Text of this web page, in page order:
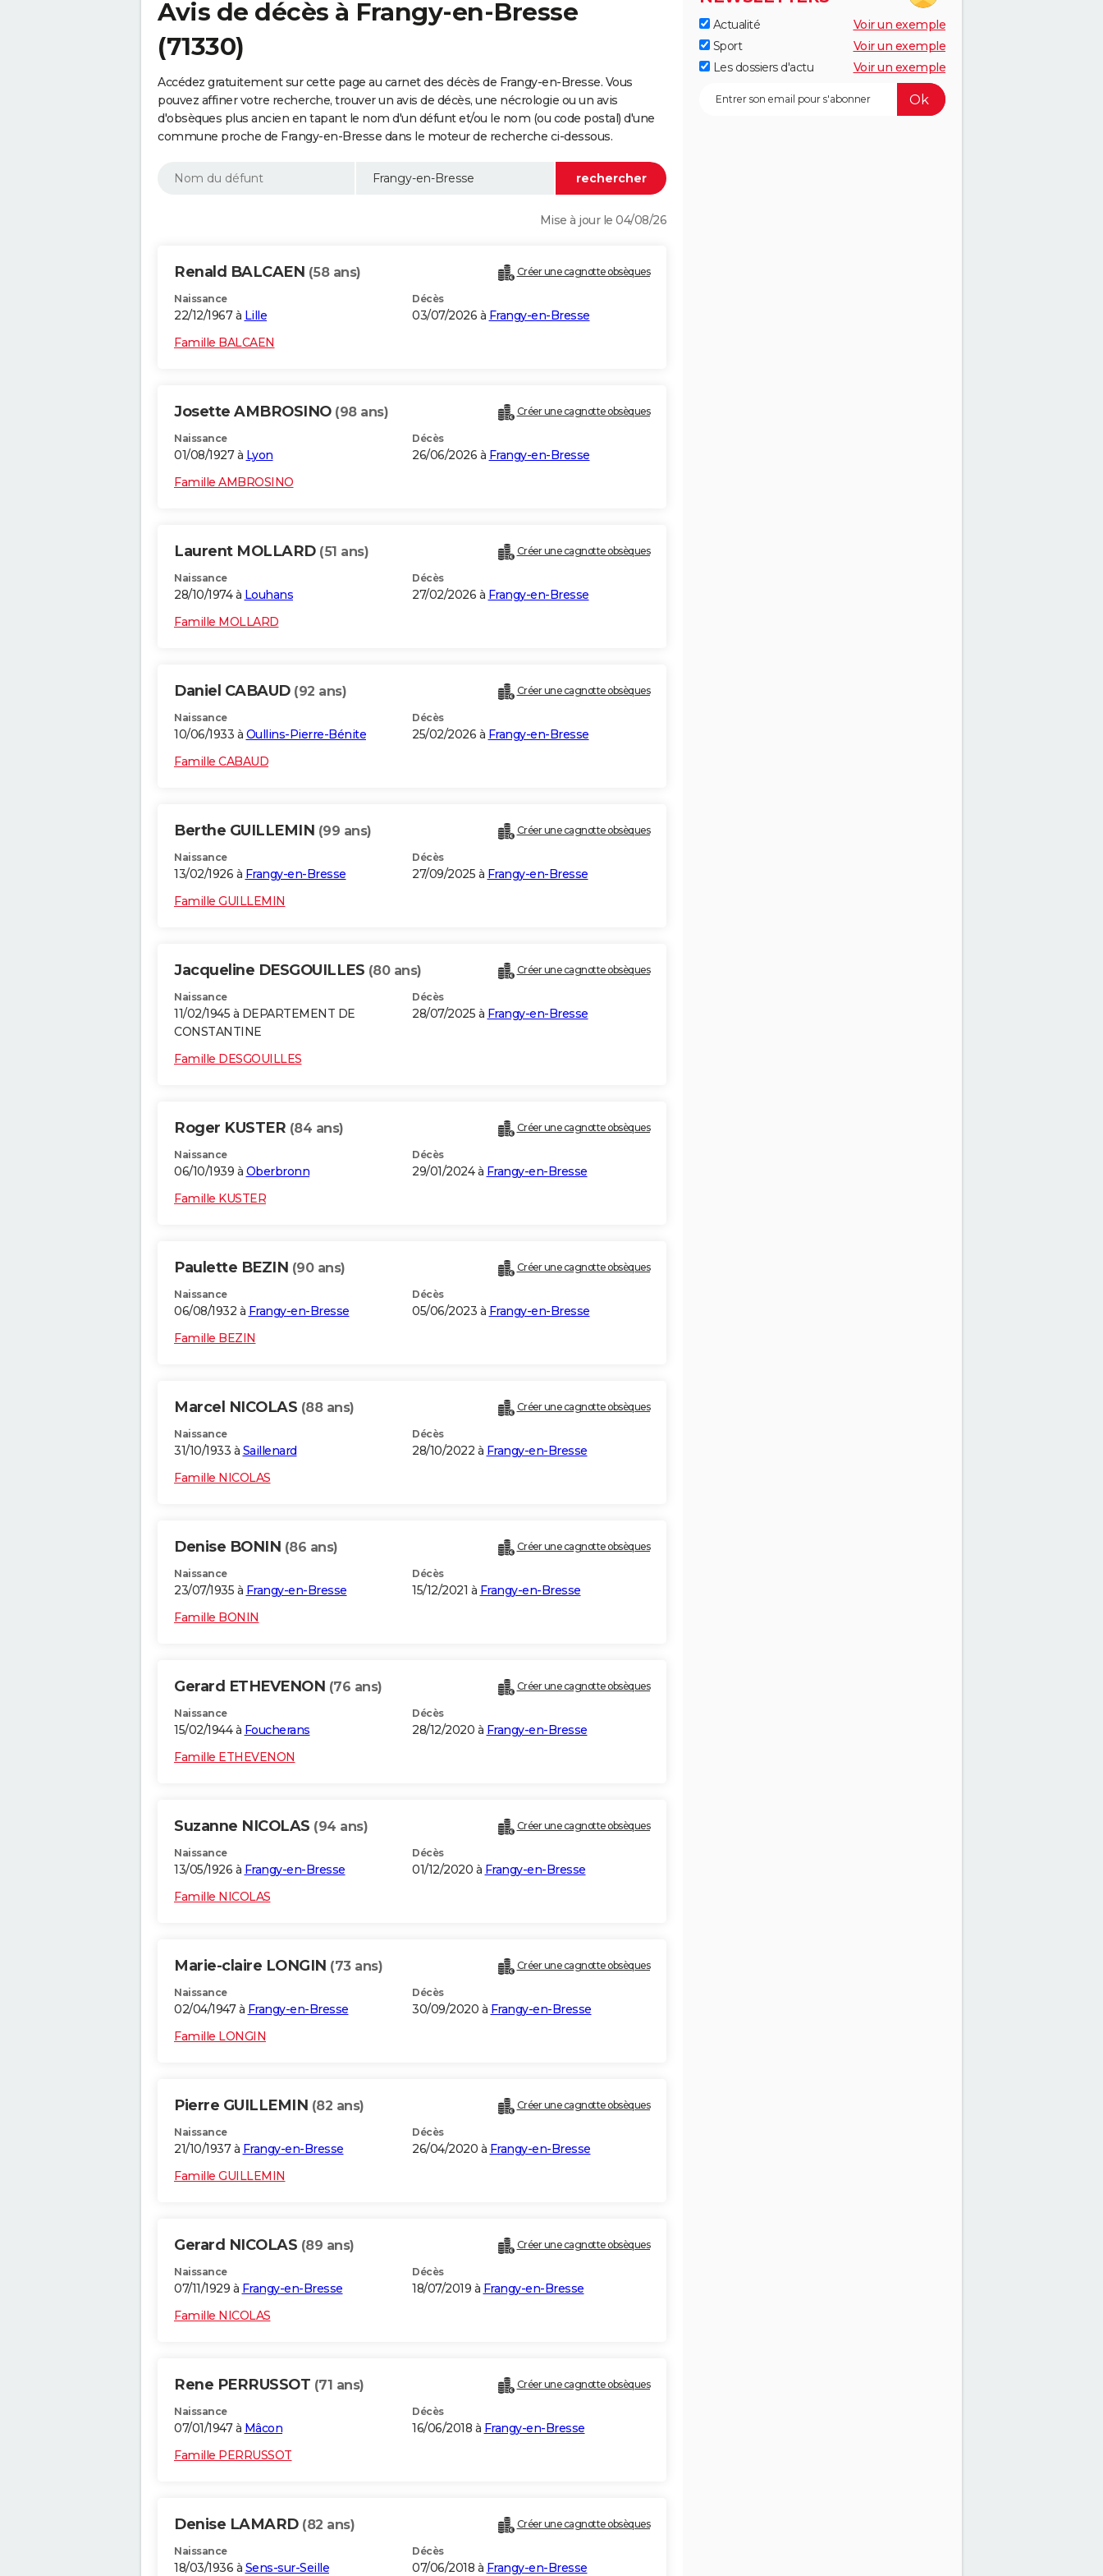
Avis de décès à Frangy-en-Bresse
(71330)
Accédez gratuitement sur cette page au carnet des décès de Frangy-en-Bresse. Vous
pouvez affiner votre recherche, trouver un avis de décès, une nécrologie ou un avis
d'obsèques plus ancien en tapant le nom d'un défunt et/ou le nom (ou code postal) d'une
commune proche de Frangy-en-Bresse dans le moteur de recherche ci-dessous.
Mise à jour le 04/08/26
Renald BALCAEN (58 ans) Créer une cagnotte obsèques
Naissance
22/12/1967 à Lille
Décès
03/07/2026 à Frangy-en-Bresse
Famille BALCAEN
Josette AMBROSINO (98 ans) Créer une cagnotte obsèques
Naissance
01/08/1927 à Lyon
Décès
26/06/2026 à Frangy-en-Bresse
Famille AMBROSINO
Laurent MOLLARD (51 ans) Créer une cagnotte obsèques
Naissance
28/10/1974 à Louhans
Décès
27/02/2026 à Frangy-en-Bresse
Famille MOLLARD
Daniel CABAUD (92 ans) Créer une cagnotte obsèques
Naissance
10/06/1933 à Oullins-Pierre-Bénite
Décès
25/02/2026 à Frangy-en-Bresse
Famille CABAUD
Berthe GUILLEMIN (99 ans) Créer une cagnotte obsèques
Naissance
13/02/1926 à Frangy-en-Bresse
Décès
27/09/2025 à Frangy-en-Bresse
Famille GUILLEMIN
Jacqueline DESGOUILLES (80 ans) Créer une cagnotte obsèques
Naissance
11/02/1945 à DEPARTEMENT DE
CONSTANTINE
Décès
28/07/2025 à Frangy-en-Bresse
Famille DESGOUILLES
Roger KUSTER (84 ans) Créer une cagnotte obsèques
Naissance
06/10/1939 à Oberbronn
Décès
29/01/2024 à Frangy-en-Bresse
Famille KUSTER
Paulette BEZIN (90 ans) Créer une cagnotte obsèques
Naissance
06/08/1932 à Frangy-en-Bresse
Décès
05/06/2023 à Frangy-en-Bresse
Famille BEZIN
Marcel NICOLAS (88 ans) Créer une cagnotte obsèques
Naissance
31/10/1933 à Saillenard
Décès
28/10/2022 à Frangy-en-Bresse
Famille NICOLAS
Denise BONIN (86 ans) Créer une cagnotte obsèques
Naissance
23/07/1935 à Frangy-en-Bresse
Décès
15/12/2021 à Frangy-en-Bresse
Famille BONIN
Gerard ETHEVENON (76 ans) Créer une cagnotte obsèques
Naissance
15/02/1944 à Foucherans
Décès
28/12/2020 à Frangy-en-Bresse
Famille ETHEVENON
Suzanne NICOLAS (94 ans) Créer une cagnotte obsèques
Naissance
13/05/1926 à Frangy-en-Bresse
Décès
01/12/2020 à Frangy-en-Bresse
Famille NICOLAS
Marie-claire LONGIN (73 ans) Créer une cagnotte obsèques
Naissance
02/04/1947 à Frangy-en-Bresse
Décès
30/09/2020 à Frangy-en-Bresse
Famille LONGIN
Pierre GUILLEMIN (82 ans) Créer une cagnotte obsèques
Naissance
21/10/1937 à Frangy-en-Bresse
Décès
26/04/2020 à Frangy-en-Bresse
Famille GUILLEMIN
Gerard NICOLAS (89 ans) Créer une cagnotte obsèques
Naissance
07/11/1929 à Frangy-en-Bresse
Décès
18/07/2019 à Frangy-en-Bresse
Famille NICOLAS
Rene PERRUSSOT (71 ans) Créer une cagnotte obsèques
Naissance
07/01/1947 à Mâcon
Décès
16/06/2018 à Frangy-en-Bresse
Famille PERRUSSOT
Denise LAMARD (82 ans) Créer une cagnotte obsèques
Naissance
18/03/1936 à Sens-sur-Seille
Décès
07/06/2018 à Frangy-en-Bresse
Actualité
Voir un exemple
Sport
Voir un exemple
Les dossiers d'actu
Voir un exemple